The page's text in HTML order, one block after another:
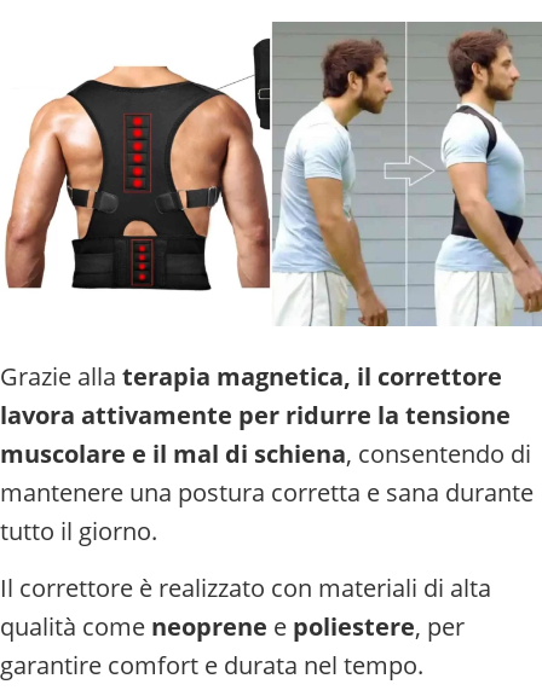
Grazie alla terapia magnetica, il correttore
lavora attivamente per ridurre la tensione
muscolare e il mal di schiena, consentendo di
mantenere una postura corretta e sana durante
tutto il giorno.
Il correttore è realizzato con materiali di alta
qualità come neoprene e poliestere, per
garantire comfort e durata nel tempo.